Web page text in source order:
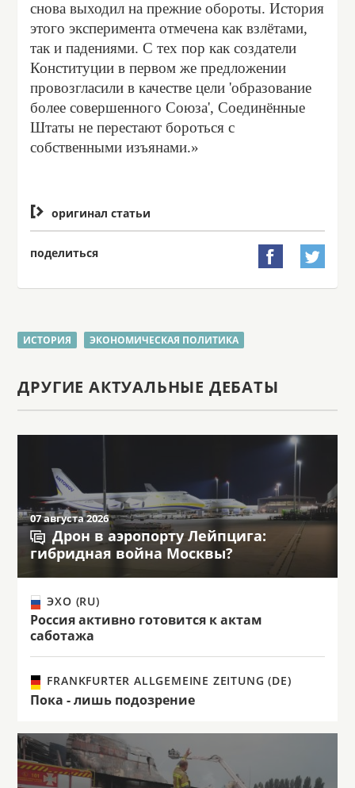
снова выходил на прежние обороты. История
этого эксперимента отмечена как взлётами,
так и падениями. С тех пор как создатели
Конституции в первом же предложении
провозгласили в качестве цели 'образование
более совершенного Союза', Соединённые
Штаты не перестают бороться с
собственными изъянами.»
 оригинал статьи
поделиться  
ИСТОРИЯ ЭКОНОМИЧЕСКАЯ ПОЛИТИКА
ДРУГИЕ АКТУАЛЬНЫЕ ДЕБАТЫ
07 августа 2026
Дрон в аэропорту Лейпцига:
гибридная война Москвы?
ЭХО (RU)
Россия активно готовится к актам
саботажа
FRANKFURTER ALLGEMEINE ZEITUNG (DE)
Пока - лишь подозрение